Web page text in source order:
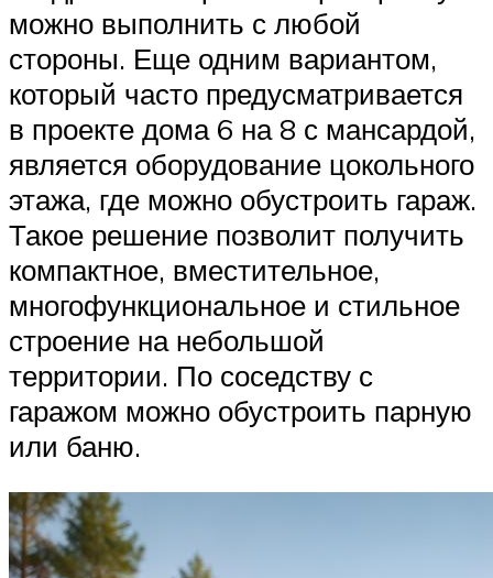
можно выполнить с любой
стороны. Еще одним вариантом,
который часто предусматривается
в проекте дома 6 на 8 с мансардой,
является оборудование цокольного
этажа, где можно обустроить гараж.
Такое решение позволит получить
компактное, вместительное,
многофункциональное и стильное
строение на небольшой
территории. По соседству с
гаражом можно обустроить парную
или баню.